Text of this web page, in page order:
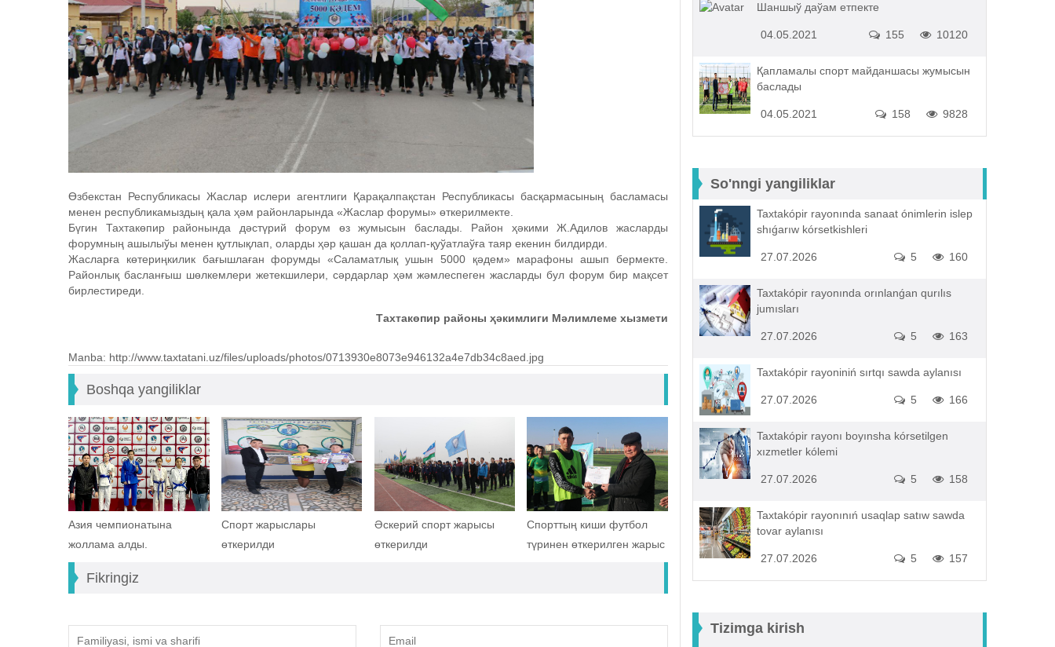
Өзбекстан Республикасы Жаслар ислери агентлиги Қарақалпақстан Республикасы басқармасының басламасы
менен республикамыздың қала ҳәм районларында «Жаслар форумы» өткерилмекте.
Бүгин Тахтакөпир районында дәстүрий форум өз жумысын баслады. Район ҳәкими Ж.Адилов жасларды
форумның ашылыўы менен қутлықлап, оларды ҳәр қашан да қоллап-қуўатлаўға таяр екенин билдирди.
Жасларға көтериңкилик бағышлаған форумды «Саламатлық ушын 5000 қәдем» марафоны ашып бермекте.
Районлық басланғыш шөлкемлери жетекшилери, сәрдарлар ҳәм жәмлеспеген жасларды бул форум бир мақсет
бирлестиреди.
Тахтакөпир районы ҳәкимлиги Мәлимлеме хызмети
Manba: http://www.taxtatani.uz/files/uploads/photos/0713930e8073e946132a4e7db34c8aed.jpg
Boshqa yangiliklar
Азия чемпионатына
жоллама алды.
Спорт жарыслары
өткерилди
Әскерий спорт жарысы
өткерилди
Спорттың киши футбол
түринен өткерилген жарыс
Fikringiz
Шаншыў даўам етпекте
04.05.2021 10120
155
Қапламалы спорт майданшасы жумысын
баслады
04.05.2021 9828
158
So'nngi yangiliklar
Taxtakópir rayonında sanaat ónimlerin islep
shıǵarıw kórsetkishleri
27.07.2026 160
5
Taxtakópir rayonında orınlanǵan qurılıs
jumısları
27.07.2026 163
5
Taxtakópir rayoniniń sırtqı sawda aylanısı
27.07.2026 166
5
Taxtakópir rayonı boyınsha kórsetilgen
xızmetler kólemi
27.07.2026 158
5
Taxtakópir rayonınıń usaqlap satıw sawda
tovar aylanısı
27.07.2026 157
5
Tizimga kirish